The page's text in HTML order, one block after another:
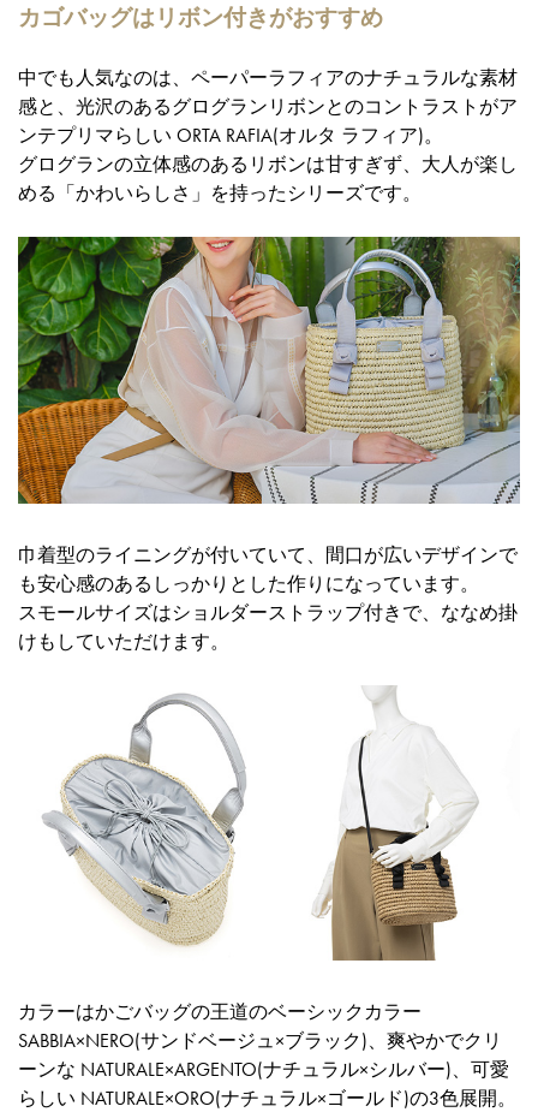
カゴバッグはリボン付きがおすすめ
中でも人気なのは、ペーパーラフィアのナチュラルな素材
感と、光沢のあるグログランリボンとのコントラストがア
ンテプリマらしい ORTA RAFIA(オルタ ラフィア)。
グログランの立体感のあるリボンは甘すぎず、大人が楽し
める「かわいらしさ」を持ったシリーズです。
巾着型のライニングが付いていて、間口が広いデザインで
も安心感のあるしっかりとした作りになっています。
スモールサイズはショルダーストラップ付きで、ななめ掛
けもしていただけます。
カラーはかごバッグの王道のベーシックカラー
SABBIA×NERO(サンドベージュ×ブラック)、爽やかでクリ
ーンな NATURALE×ARGENTO(ナチュラル×シルバー)、可愛
らしい NATURALE×ORO(ナチュラル×ゴールド)の3色展開。